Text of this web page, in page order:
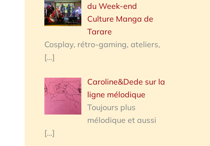
du Week-end
Culture Manga de
Tarare
Cosplay, rétro-gaming, ateliers,
[…]
Caroline&Dede sur la
ligne mélodique
Toujours plus
mélodique et aussi
[…]